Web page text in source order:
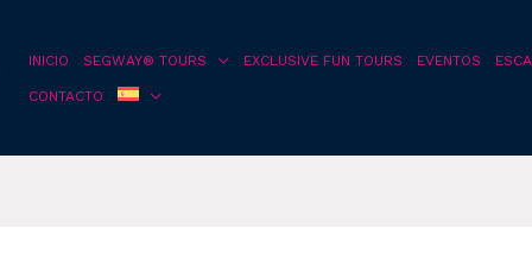
INICIO SEGWAY® TOURS EXCLUSIVE FUN TOURS EVENTOS
CONTACTO